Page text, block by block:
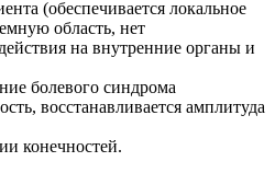
(обеспечивается локальное
область, нет
на внутренние органы и
болевого синдрома
восстанавливается амплитуда
конечностей.